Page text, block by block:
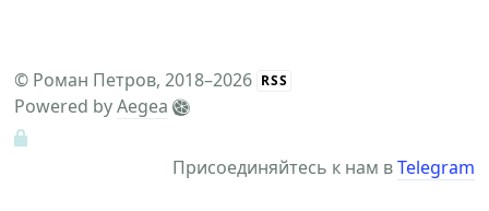
© Роман Петров, 2018–2026 RSS
Powered byAegea
Присоединяйтесь к нам вTelegram